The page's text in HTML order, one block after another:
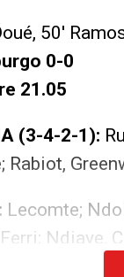
50′
0-0
21.05
(3-4-2-1):
Rabiot,
Lecomte;
Ndiaye,